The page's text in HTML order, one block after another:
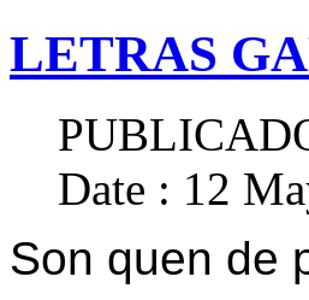
LETRAS
Date : 12
Son quen de